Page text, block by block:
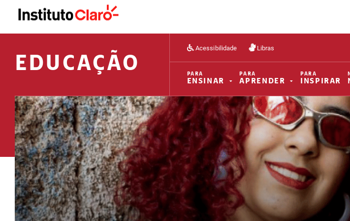
EDUCAÇÃO
Acessibilidade Libras
PARA
ENSINAR
PARA
APRENDER
PARA
INSPIRAR